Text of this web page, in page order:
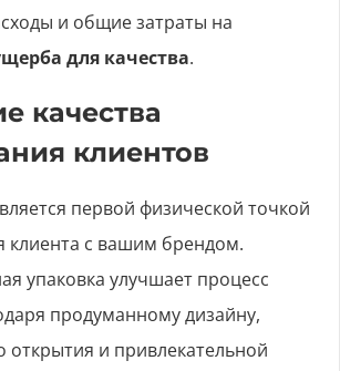
и общие затраты на
для качества.
качества
клиентов
первой физической точкой
клиента с вашим брендом.
упаковка улучшает процесс
продуманному дизайну,
открытия и привлекательной